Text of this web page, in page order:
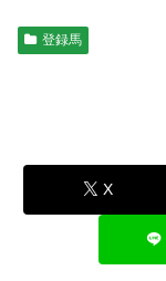
登録馬
X